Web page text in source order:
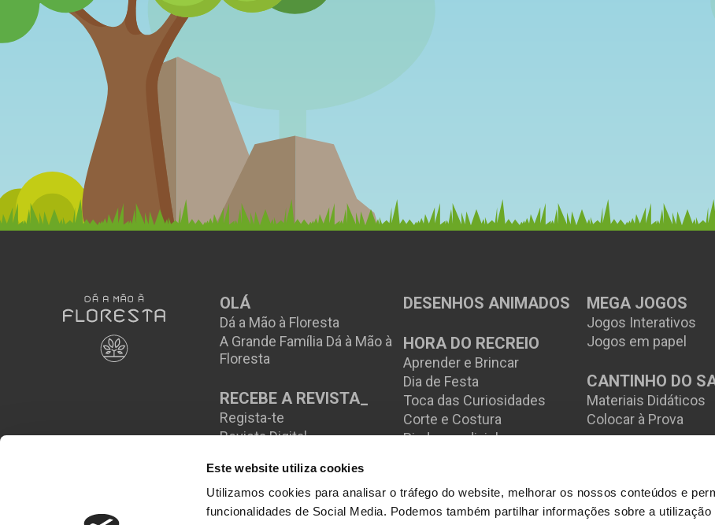
Este website utiliza cookies
Utilizamos cookies para analisar o tráfego do website, melhorar os nossos conteúdos e
funcionalidades de Social Media. Podemos também partilhar informações sobre a utilização
OLÁ
Dá a Mão à Floresta
A Grande Família Dá à Mão à
Floresta
RECEBE A REVISTA_
Regista-te
Revista Digital
DESENHOS ANIMADOS
HORA DO RECREIO
Aprender e Brincar
Dia de Festa
Toca das Curiosidades
Corte e Costura
Piadas e adivinhas
MEGA JOGOS
Jogos Interativos
Jogos em papel
CANTINHO DO
Materiais Didáticos
Colocar à Prova